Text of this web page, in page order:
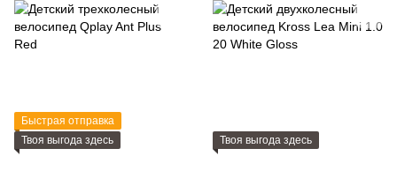
Быстрая отправка
Твоя выгода здесь
Твоя выгода здесь